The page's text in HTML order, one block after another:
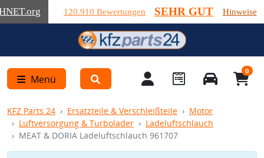
.org 120.910 Bewertungen SEHR GUT Hinweise
Menü
0
KFZ Parts 24 Ersatzteile & Verschleißteile
Motor
Luftversorgung & Turbolader
Ladeluftschlauch
MEAT & DORIA Ladeluftschlauch 961707